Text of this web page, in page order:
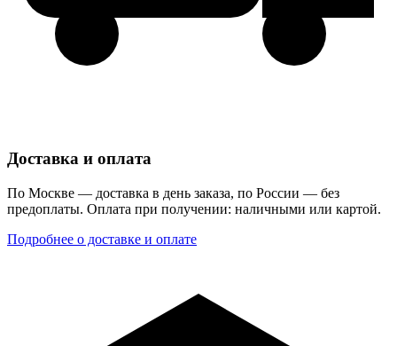
Доставка и оплата
По Москве — доставка в день заказа, по России — без
предоплаты. Оплата при получении: наличными или картой.
Подробнее о доставке и оплате